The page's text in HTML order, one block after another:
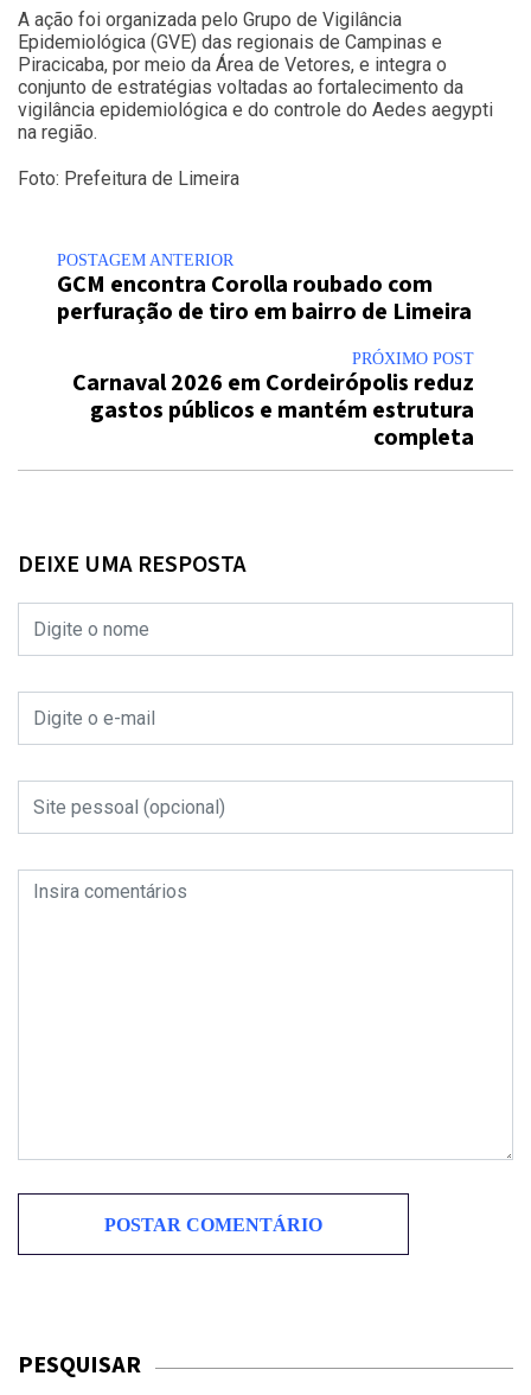
A ação foi organizada pelo Grupo de Vigilância
Epidemiológica (GVE) das regionais de Campinas e
Piracicaba, por meio da Área de Vetores, e integra o
conjunto de estratégias voltadas ao fortalecimento da
vigilância epidemiológica e do controle do Aedes aegypti
na região.
Foto: Prefeitura de Limeira
POSTAGEM ANTERIOR
GCM encontra Corolla roubado com
perfuração de tiro em bairro de Limeira
PRÓXIMO POST
Carnaval 2026 em Cordeirópolis reduz
gastos públicos e mantém estrutura
completa
DEIXE UMA RESPOSTA
PESQUISAR